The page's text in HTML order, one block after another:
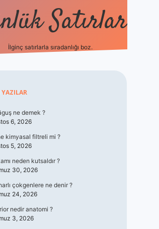
Satırlar
İlginç satırlarla sıradanlığı boz.
YAZILAR
ne demek ?
6, 2026
kimyasal filtreli mi ?
5, 2026
neden kutsaldır ?
30, 2026
çokgenlere ne denir ?
24, 2026
nedir anatomi ?
3, 2026